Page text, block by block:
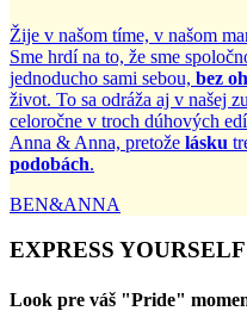
Žije v našom tíme, v našom
Sme hrdí na to, že sme
jednoducho sami sebou, bez
život. To sa odráža aj v našej
celoročne v troch dúhových
Anna & Anna, pretože lásku
podobách.
BEN&ANNA
EXPRESS YOURSELF
Look pre váš "Pride"